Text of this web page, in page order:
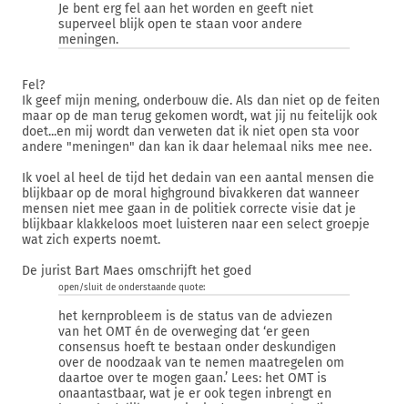
Je bent erg fel aan het worden en geeft niet
superveel blijk open te staan voor andere
meningen.
Fel?
Ik geef mijn mening, onderbouw die. Als dan niet op de feiten
maar op de man terug gekomen wordt, wat jij nu feitelijk ook
doet...en mij wordt dan verweten dat ik niet open sta voor
andere "meningen" dan kan ik daar helemaal niks mee nee.
Ik voel al heel de tijd het dedain van een aantal mensen die
blijkbaar op de moral highground bivakkeren dat wanneer
mensen niet mee gaan in de politiek correcte visie dat je
blijkbaar klakkeloos moet luisteren naar een select groepje
wat zich experts noemt.
De jurist Bart Maes omschrijft het goed
open/sluit de onderstaande quote:
het kernprobleem is de status van de adviezen
van het OMT én de overweging dat ‘er geen
consensus hoeft te bestaan onder deskundigen
over de noodzaak van te nemen maatregelen om
daartoe over te mogen gaan.’ Lees: het OMT is
onaantastbaar, wat je er ook tegen inbrengt en